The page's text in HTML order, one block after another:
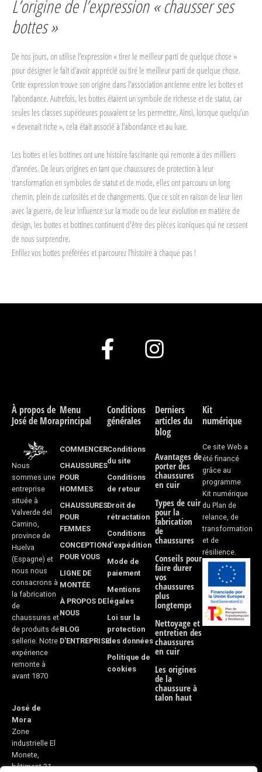
L’origine de l’expression « chausser ses
bottes »
De nos jours, on utilise l’expression « tirer le meilleur parti de quelque chose »
pour désigner le fait d’avoir apprécié ou tiré le meilleur parti de quelque chose.
Cette expression trouve son origine dans l’association ancienne entre les bottes et
l’abondance. Autrefois, les bottes étaient un symbole de richesse et de statut, car
seules les classes supérieures pouvaient se les permettre. Ainsi, lorsque quelqu’un
« devenait riche », cela était associé à l’abondance et au luxe.
Les bottes et les bottines ont une histoire fascinante qui remonte à des milliers
d’années. De leurs origines en tant que chaussures de protection à leur
transformation en symboles de statut et de mode, elles ont parcouru un long
chemin, plein de curiosités et de changements. Que ce soit en raison de leur lien
avec la guerre, de leur influence sur la mode ou de leur évolution en matière de
design, les bottes et bottines continuent d'être des pièces iconiques qui ne cessent
de nous surprendre.
Enfilez vos bottes préférées et parcourez l’histoire à chaque pas !
F
e
b
o
o
k
-
f
I
t
a
g
r
a
m
À propos de
José de Mora
Nous
sommes une
entreprise
située à
Valverde del
Camino,
province de
Huelva
(Espagne) et
nous nous
consacrons à
la fabrication
de
chaussures et
de produits de
sellerie. Notre
expérience
remonte à
avant 1870
José de
Mora
Zone
industrielle El
Monete,
bâtiment 31
Menu
principal
COMMENCER
CHAUSSURES
POUR
HOMMES
CHAUSSURES
POUR
FEMMES
CONCEPTION
POUR VOUS
LIGNE DE
MONTÉE
À PROPOS DE
NOUS
BLOG
D'ENTREPRISE
Conditions
générales
Conditions
du site
Conditions
de retour
Droit de
rétractation
Conditions
d'expédition
Mode de
paiement
Mentions
légales
Loi sur la
protection
des données
Politique de
cookies
Derniers
articles du
blog
Avantages de
porter des
chaussures
en cuir
Types de cuir
pour la
fabrication
de
chaussures
Conseils pour
faire durer
vos
chaussures
plus
longtemps
Nettoyage et
entretien des
chaussures
en cuir
Les origines
de la
chaussure à
talon haut
Kit
numérique
Ce site Web a
été financé
grâce au
programme
Kit numérique
du Plan de
relance, de
transformation
et de
résilience.